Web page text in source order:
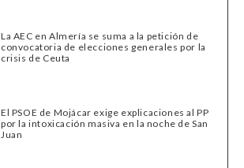
La AEC en Almería se suma a la petición de
convocatoria de elecciones generales por la
crisis de Ceuta
El PSOE de Mojácar exige explicaciones al PP
por la intoxicación masiva en la noche de San
Juan